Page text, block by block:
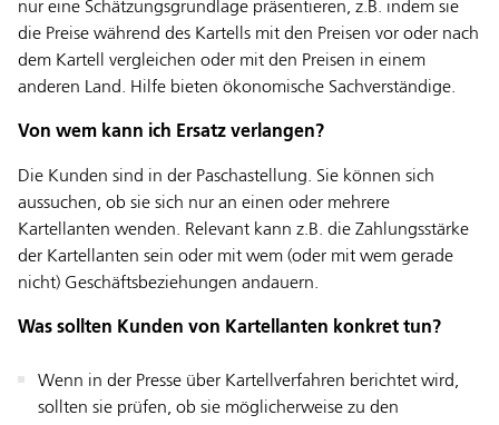
nur eine Schätzungsgrundlage präsentieren, z.B. indem sie
die Preise während des Kartells mit den Preisen vor oder nach
dem Kartell vergleichen oder mit den Preisen in einem
anderen Land. Hilfe bieten ökonomische Sachverständige.
Von wem kann ich Ersatz verlangen?
Die Kunden sind in der Paschastellung. Sie können sich
aussuchen, ob sie sich nur an einen oder mehrere
Kartellanten wenden. Relevant kann z.B. die Zahlungsstärke
der Kartellanten sein oder mit wem (oder mit wem gerade
nicht) Geschäftsbeziehungen andauern.
Was sollten Kunden von Kartellanten konkret tun?
Wenn in der Presse über Kartellverfahren berichtet wird,
sollten sie prüfen, ob sie möglicherweise zu den